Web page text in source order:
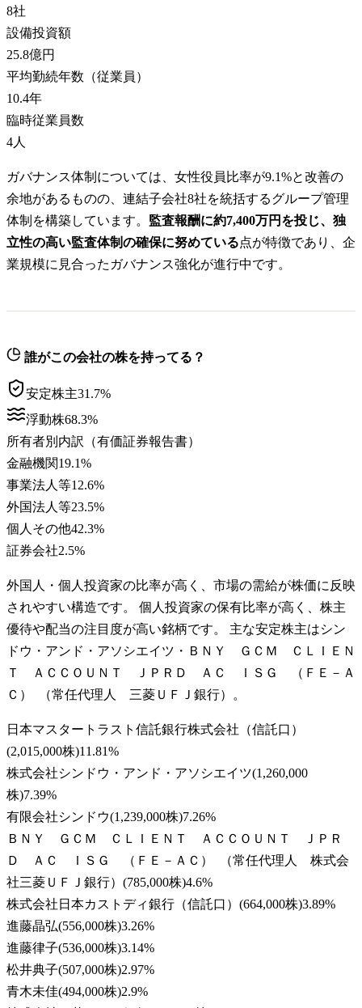
8社
設備投資額
25.8億円
平均勤続年数（従業員）
10.4年
臨時従業員数
4人
ガバナンス体制については、女性役員比率が9.1%と改善の
余地があるものの、連結子会社8社を統括するグループ管理
体制を構築しています。 監査報酬に約7,400万円を投じ、独
立性の高い監査体制の確保に努めている点が特徴であり、企
業規模に見合ったガバナンス強化が進行中です。
誰がこの会社の株を持ってる？
安定株主31.7%
浮動株68.3%
所有者別内訳（有価証券報告書）
金融機関19.1%
事業法人等12.6%
外国法人等23.5%
個人その他42.3%
証券会社2.5%
外国人・個人投資家の比率が高く、市場の需給が株価に反映
されやすい構造です。 個人投資家の保有比率が高く、株主
優待や配当の注目度が高い銘柄です。 主な安定株主はシン
ドウ・アンド・アソシエイツ・ＢＮＹ ＧＣＭ ＣＬＩＥＮ
Ｔ ＡＣＣＯＵＮＴ ＪＰＲＤ ＡＣ ＩＳＧ （ＦＥ－Ａ
Ｃ） （常任代理人 三菱ＵＦＪ銀行）。
日本マスタートラスト信託銀行株式会社（信託口）
(2,015,000株)11.81%
株式会社シンドウ・アンド・アソシエイツ(1,260,000
株)7.39%
有限会社シンドウ(1,239,000株)7.26%
ＢＮＹ ＧＣＭ ＣＬＩＥＮＴ ＡＣＣＯＵＮＴ ＪＰＲ
Ｄ ＡＣ ＩＳＧ （ＦＥ－ＡＣ） （常任代理人 株式会
社三菱ＵＦＪ銀行） (785,000株)4.6%
株式会社日本カストディ銀行（信託口） (664,000株)3.89%
進藤晶弘(556,000株)3.26%
進藤律子(536,000株)3.14%
松井典子(507,000株)2.97%
青木未佳(494,000株)2.9%